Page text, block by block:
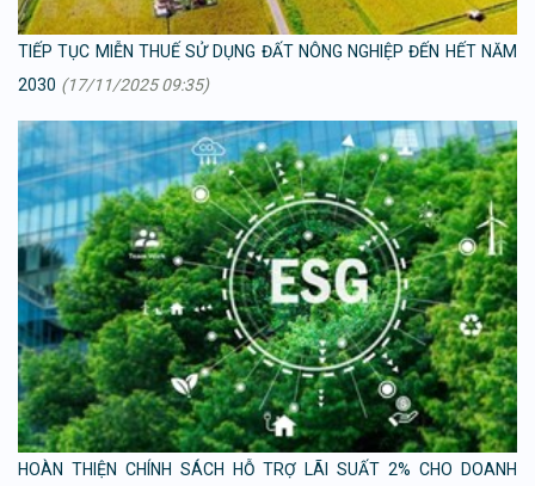
TIẾP TỤC MIỄN THUẾ SỬ DỤNG ĐẤT NÔNG NGHIỆP ĐẾN HẾT NĂM
2030 (17/11/2025 09:35)
HOÀN THIỆN CHÍNH SÁCH HỖ TRỢ LÃI SUẤT 2% CHO DOANH